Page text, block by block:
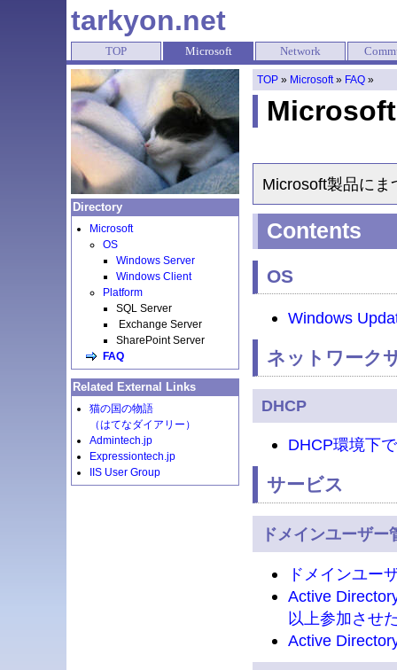
tarkyon.net
TOP Microsoft Network
TOP » Microsoft» FAQ »
Microsoft製品に
Contents
OS
Windows
ネットワーク
DHCP
DHCP環境下
サービス
ドメインユーザー
ドメインユー
Active
以上参加させ
Active
Directory
Microsoft
OS
Windows Server
Windows Client
Platform
SQL Server
Exchange Server
SharePoint Server
FAQ
Related External Links
猫の国の物語
（はてなダイアリー）
Admintech.jp
Expressiontech.jp
IIS User Group